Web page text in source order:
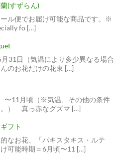
(すずらん)
ル便でお届け可能な商品です。※
fo […]
31日（気温により多少異なる場合
のお花だけの花束 […]
〜11月頃（※気温、その他の条件
。） 真っ赤なグズマ […]
フト
なお花、「パキスタキス・ルテ
可能時期＝6月頃〜11 […]